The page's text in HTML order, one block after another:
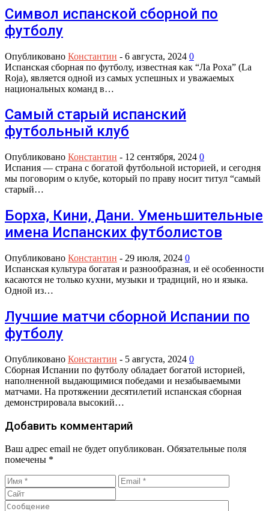
Символ испанской сборной по
футболу
Опубликовано Константин - 6 августа, 2024 0
Испанская сборная по футболу, известная как “Ла Роха” (La
Roja), является одной из самых успешных и уважаемых
национальных команд в…
Самый старый испанский
футбольный клуб
Опубликовано Константин - 12 сентября, 2024 0
Испания — страна с богатой футбольной историей, и сегодня
мы поговорим о клубе, который по праву носит титул “самый
старый…
Борха, Кини, Дани. Уменьшительные
имена Испанских футболистов
Опубликовано Константин - 29 июля, 2024 0
Испанская культура богатая и разнообразная, и её особенности
касаются не только кухни, музыки и традиций, но и языка.
Одной из…
Лучшие матчи сборной Испании по
футболу
Опубликовано Константин - 5 августа, 2024 0
Сборная Испании по футболу обладает богатой историей,
наполненной выдающимися победами и незабываемыми
матчами. На протяжении десятилетий испанская сборная
демонстрировала высокий…
Добавить комментарий
Ваш адрес email не будет опубликован. Обязательные поля
помечены *